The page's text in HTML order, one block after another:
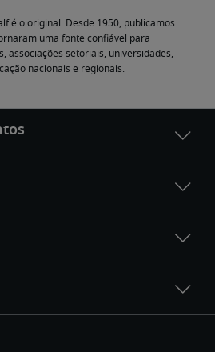
é o original. Desde 1950, publicamos
uma fonte confiável para
associações setoriais, universidades,
nacionais e regionais.